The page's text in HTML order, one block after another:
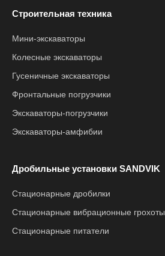
Строительная техника
Мини-экскаваторы
Колесные экскаваторы
Гусеничные экскаваторы
Фронтальные погрузчики
Экскаваторы-погрузчики
Экскаваторы-амфибии
Дробильные установки SANDVIK
Стационарные дробилки
Стационарные вибрационные грохоты
Стационарные питатели